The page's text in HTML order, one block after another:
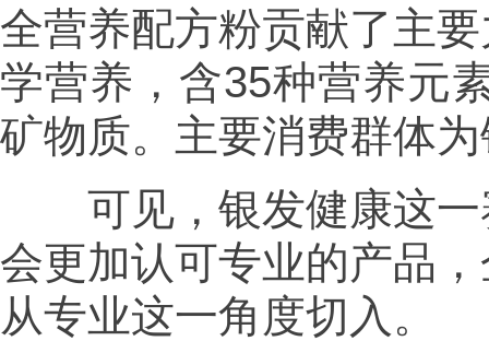
全营养配方粉贡献了主
学营养，含35种营养元
矿物质。主要消费群体
可见，银发健康这一
会更加认可专业的产品
从专业这一角度切入。